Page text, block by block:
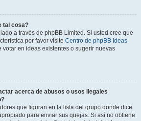
tal cosa?
a través de phpBB Limited. Si usted cree que
por favor visite Centro de phpBB Ideas
votar en ideas existentes o sugerir nuevas
acerca de abusos o usos ilegales
que figuran en la lista del grupo donde dice
para enviar sus quejas. Si así no obtiene